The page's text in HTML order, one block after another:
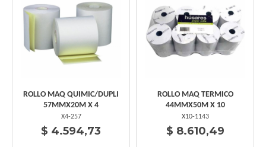
ROLLO MAQ QUIMIC/DUPLI
57MMX20M X 4
X4-257
$ 4.594,73
ROLLO MAQ TERMICO
44MMX50M X 10
X10-1143
$ 8.610,49